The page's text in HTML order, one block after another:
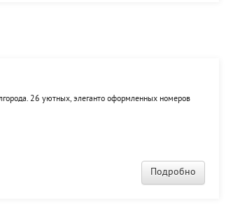
26 уютных, элеганто оформленных номеров
Подробно